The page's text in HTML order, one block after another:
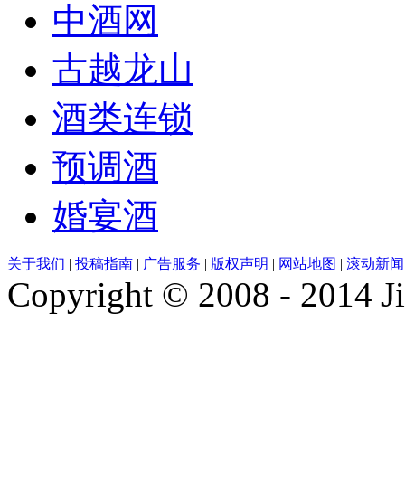
中酒网
古越龙山
酒类连锁
预调酒
婚宴酒
关于我们 | 投稿指南 | 广告服务 | 版权声明 | 网站地图 | 滚动新闻
Copyright © 2008 - 2014